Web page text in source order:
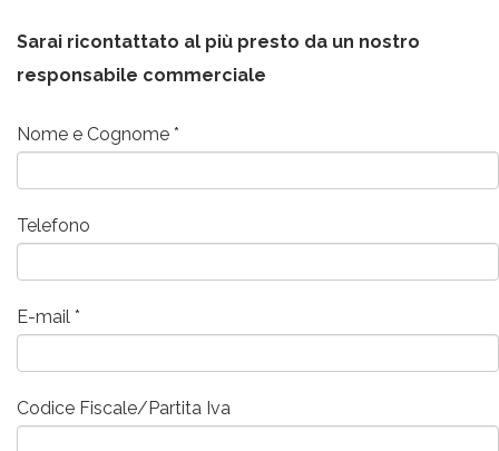
Sarai ricontattato al più presto da un nostro
responsabile commerciale
Nome e Cognome
Telefono
E-mail
Codice Fiscale/Partita Iva